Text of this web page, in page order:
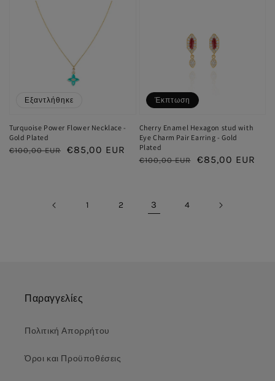
Turquoise Power Flower Necklace -
Gold Plated
Κανονική
€100,00 EUR
Τιμή
€85,00 EUR
Εξαντλήθηκε
Cherry Enamel Hexagon stud with
Eye Charm Pair Earring - Gold
Plated
Κανονική
€100,00 EUR
Τιμή
€85,00 EUR
Έκπτωση
1 2 3 4
Παραγγελίες
Πολιτική Απορρήτου
Όροι και Προϋποθέσεις